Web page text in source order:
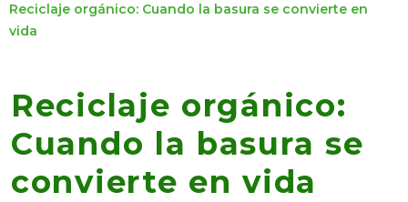
Reciclaje orgánico: Cuando la basura se convierte en
vida
Reciclaje orgánico:
Cuando la basura se
convierte en vida